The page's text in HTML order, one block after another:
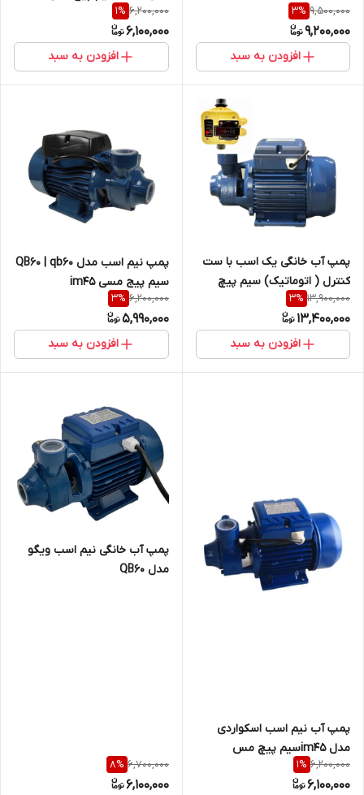
9,500,000
3%
9,200,000
افزودن به سبد
6,200,000
1%
6,100,000
افزودن به سبد
پمپ آب خانگی یک اسب با ست
کنترل ( اتوماتیک) سیم پیچ
مسی مدل 80 pm مدل پنتاکسی
13,900,000
3%
13,400,000
افزودن به سبد
پمپ نیم اسب مدل QB60 | qb60
سیم پیج مسی im45
6,200,000
3%
5,990,000
افزودن به سبد
پمپ آب نیم اسب اسکواردی
مدل im45سیم پیچ مس
6,200,000
1%
6,100,000
پمپ آب خانگی نیم اسب ویگو
مدل QB60
6,700,000
8%
6,100,000